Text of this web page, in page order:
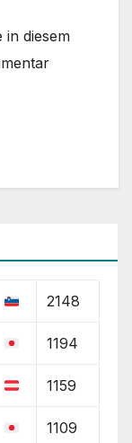
in diesem
2148
1194
1159
1109